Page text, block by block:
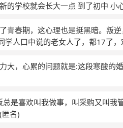
的学校就会长大一点 到了初中
都不说一句 后来我送了她份礼
直在坚持一句话 矢志不移 物极
我多 不是说我不如他 我初中就
看电视 聊qq 随时见他手机拿着
青春期，这心理也是挺黑暗。叛
学人口中说的老女人了，都17了
欢。但我会喜欢我家人，我会爱
让谁活，那我可能放弃自己不做
问俗世，不会看别人眼光，不会
。但是那样会让我满足一生带给
大，心累的问题就是:这段寒酸的
是喜欢叫我做事，叫采购又叫
(匿名)